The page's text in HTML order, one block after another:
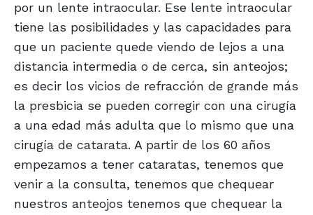
por un lente intraocular. Ese lente intraocular
tiene las posibilidades y las capacidades para
que un paciente quede viendo de lejos a una
distancia intermedia o de cerca, sin anteojos;
es decir los vicios de refracción de grande más
la presbicia se pueden corregir con una cirugía
a una edad más adulta que lo mismo que una
cirugía de catarata. A partir de los 60 años
empezamos a tener cataratas, tenemos que
venir a la consulta, tenemos que chequear
nuestros anteojos tenemos que chequear la